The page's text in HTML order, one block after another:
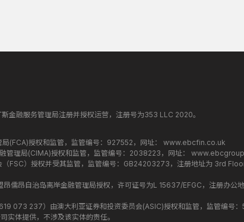
金融服务管理局注册并授权运营，注册号为353 LLC 2020。
(FCA)授权和监管，监管编号：927552，网址： www.ebcfin.co.uk
理局(CIMA)授权和监管，监管编号：2038223，网址：
（FSC）授权并受其监管，监管编号：GB24203273，注册地址为 3rd
儒昂自治岛离岸金融管理局授权，许可证号为L 15637/EFGC，注册
073 237）由澳大利亚证券和投资委员会(ASIC)授权和监管，监管编号
实体提供，不涉及该实体的责任。